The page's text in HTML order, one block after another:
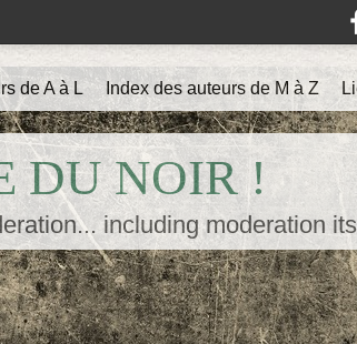
DU NOIR !
including moderation
de A à L Index des auteurs de M à Z